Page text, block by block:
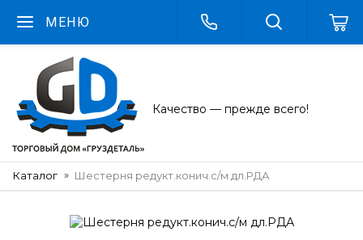
МЕНЮ
Качество — прежде всего!
Каталог Шестерня редукт.конич.с/м дл.РДА